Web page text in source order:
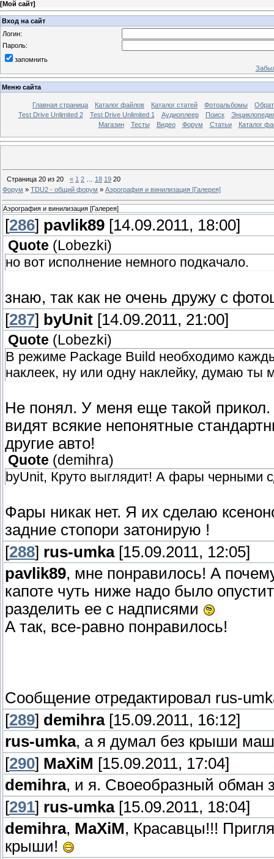
[Мой сайт]
Вход на сайт
Логин:
Пароль:
запомнить
Меню сайта
Главная страница Каталог файлов Каталог статей Фотоальбомы
Test Drive Unlimited 2
Test Drive Unlimited 1 Аудиоплеер Поиск
Магазин
Тесты Видео Форум Статьи Каталог
Страница 20 из 20 « 1 2 18 19 20
Форум » TDU2 - общий форум » Аэрография и винилизация [Галерея]
Аэрография и винилизация [Галерея]
[286] pavlik89 [14.09.2011, 18:00]
Quote ( Lobezki)
но вот исполнение немного подкачало.
знаю, так как не очень дружу с
[287] byUnit [14.09.2011, 21:00]
Quote ( Lobezki)
В режиме Package Build необходимо
наклеек, ну или одну наклейку, думаю ты
Не понял. У меня еще такой
видят всякие непонятные
другие авто!
Quote (demihra)
byUnit, Круто выглядит! А фары черными
Фары никак нет. Я их сделаю
задние стопори затонирую !
[288] rus-umka[15.09.2011, 12:05]
pavlik89, мне понравилось! А
капоте чуть ниже надо было
разделить ее с надписями
А так, все-равно понравилось!
Сообщение отредактировал rus-
[289] demihra[15.09.2011, 16:12]
rus-umka, а я думал без крыши
[290] MaXiM [15.09.2011, 17:04]
demihra, и я. Своеобразный обман
[291] rus-umka[15.09.2011, 18:04]
demihra, MaXiM, Красавцы!!!
крыши!